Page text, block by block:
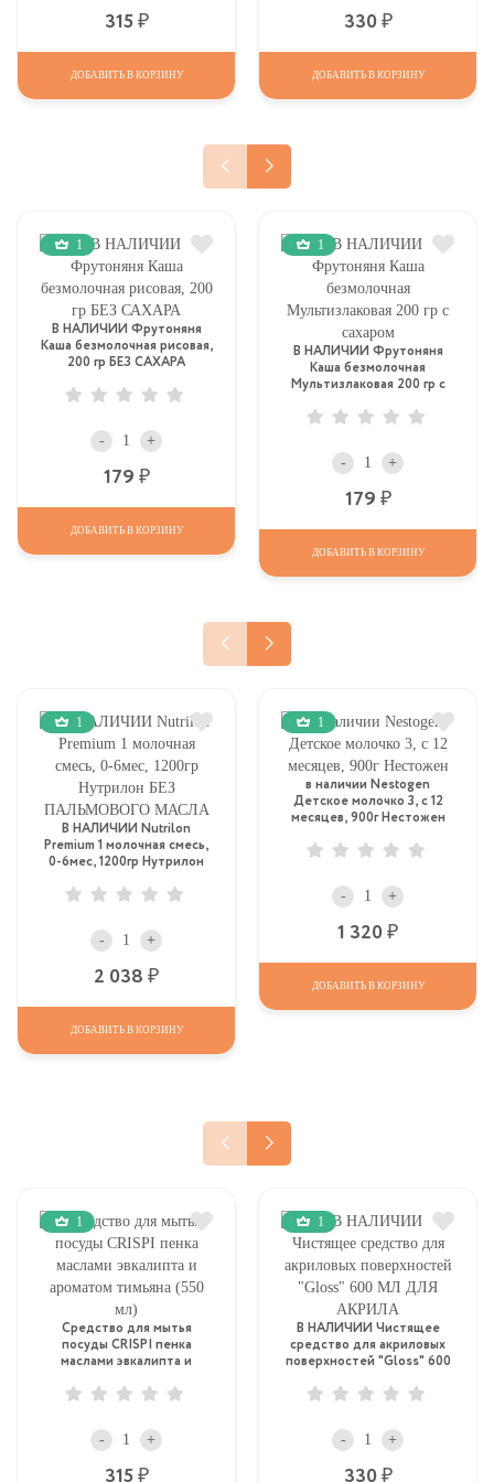
315
ДОБАВИТЬ В КОРЗИНУ
330
ДОБАВИТЬ В КОРЗИНУ
1
В НАЛИЧИИ Фрутоняня
Каша безмолочная рисовая,
200 гр БЕЗ САХАРА
- +
179
ДОБАВИТЬ В КОРЗИНУ
1
В НАЛИЧИИ Фрутоняня
Каша безмолочная
Мультизлаковая 200 гр с
- +
179
ДОБАВИТЬ В КОРЗИНУ
1
В НАЛИЧИИ Nutrilon
Premium 1 молочная смесь,
0-6мес, 1200гр Нутрилон
- +
2 038
ДОБАВИТЬ В КОРЗИНУ
1
в наличии Nestogen
Детское молочко 3, c 12
месяцев, 900г Нестожен
- +
1 320
ДОБАВИТЬ В КОРЗИНУ
1
Средство для мытья
посуды CRISPI пенка
маслами эвкалипта и
- +
315
1
В НАЛИЧИИ Чистящее
средство для акриловых
поверхностей "Gloss" 600
- +
330